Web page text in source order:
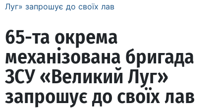
Луг» запрошує до своїх лав
65-та окрема
механізована бригада
ЗСУ «Великий Луг»
запрошує до своїх лав